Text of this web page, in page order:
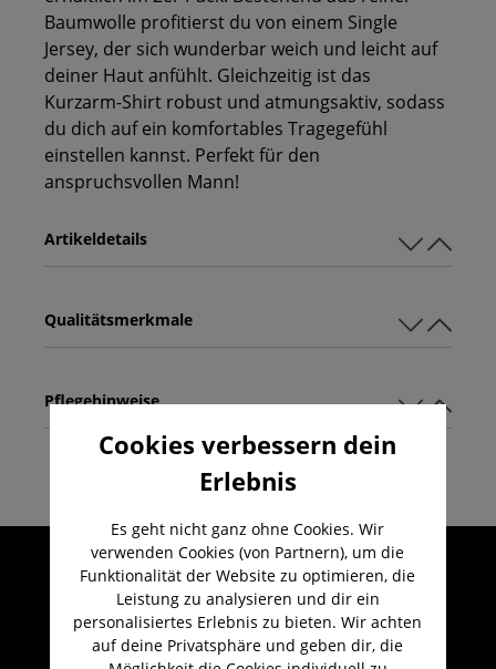
Baumwolle profitierst du von einem Single
Jersey, der sich wunderbar weich und leicht auf
deiner Haut anfühlt. Gleichzeitig ist das
Kurzarm-Shirt robust und atmungsaktiv, sodass
du dich auf ein komfortables Tragegefühl
einstellen kannst. Perfekt für den
anspruchsvollen Mann!
Qualitätsmerkmale
Artikeldetails
Pflegehinweise
Umfangreicher Kundenservice
Kauf auf Rechnung
Kostenloser Versand ab 29,-€
Lieferzeit 1-3 Werktage
Cookies verbessern dein
Erlebnis
Es geht nicht ganz ohne Cookies. Wir
verwenden Cookies (von Partnern), um die
Funktionalität der Website zu optimieren, die
Leistung zu analysieren und dir ein
personalisiertes Erlebnis zu bieten. Wir achten
auf deine Privatsphäre und geben dir, die